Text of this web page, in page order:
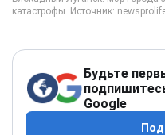
Будьте
Google